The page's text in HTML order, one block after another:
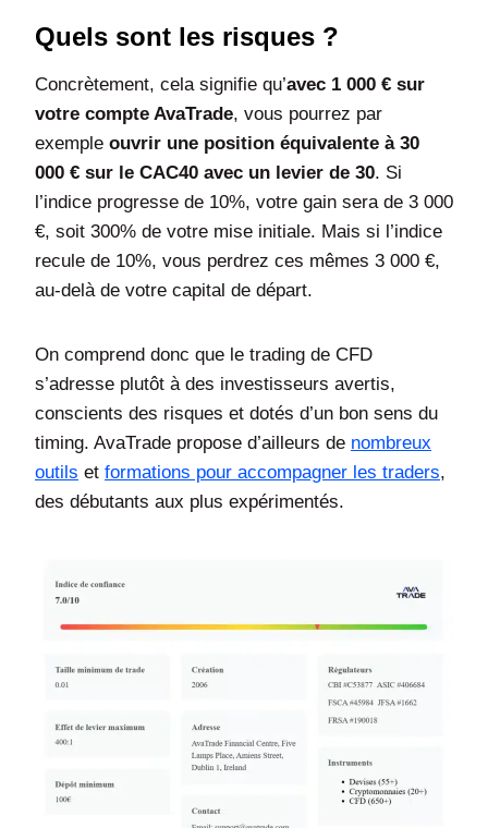
Quels sont les risques ?
Concrètement, cela signifie qu’avec 1 000 € sur
votre compte AvaTrade, vous pourrez par
exemple ouvrir une position équivalente à 30
000 € sur le CAC40 avec un levier de 30. Si
l’indice progresse de 10%, votre gain sera de 3 000
€, soit 300% de votre mise initiale. Mais si l’indice
recule de 10%, vous perdrez ces mêmes 3 000 €,
au-delà de votre capital de départ.
On comprend donc que le trading de CFD
s’adresse plutôt à des investisseurs avertis,
conscients des risques et dotés d’un bon sens du
timing. AvaTrade propose d’ailleurs de nombreux
outils et formations pour accompagner les traders,
des débutants aux plus expérimentés.